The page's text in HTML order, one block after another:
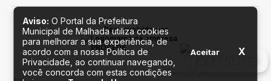
Desenvolvido por
Aviso: O Portal da Prefeitura
Municipal de Malhada utiliza cookies
para melhorar a sua experiência, de
acordo com a nossa Política de
Privacidade, ao continuar navegando,
você concorda com estas condições
Aceitar X